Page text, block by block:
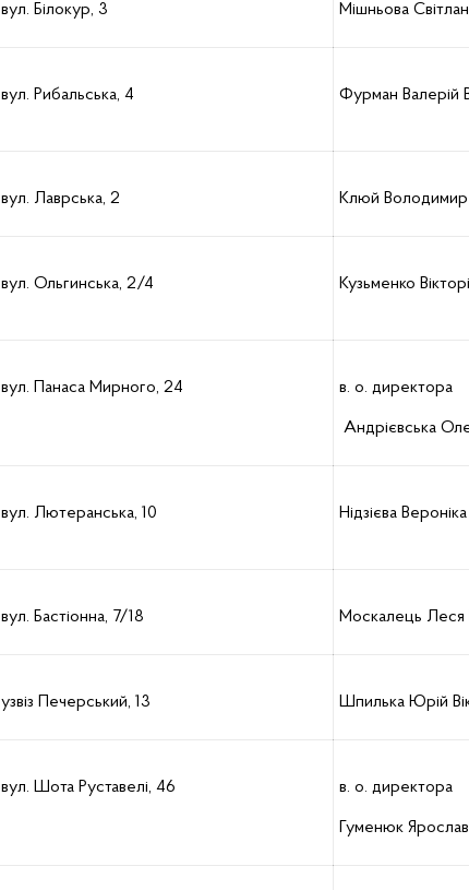
вул. Білокур, 3 Мішньова
вул. Рибальська, 4 Фурман Валерій
вул. Лаврська, 2 Клюй Володимир
вул. Ольгинська, 2/4 Кузьменко
вул. Панаса Мирного, 24 в. о. директора
Андрієвська
вул. Лютеранська, 10 Нідзієва
вул. Бастіонна, 7/18 Москалець Леся
узвіз Печерський, 13 Шпилька Юрій
вул. Шота Руставелі, 46 в. о. директора
Гуменюк